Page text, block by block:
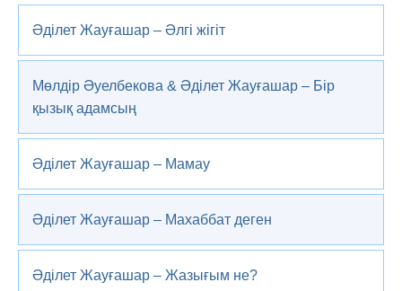
Әділет Жауғашар – Әлгі жігіт
Мөлдір Әуелбекова & Әділет Жауғашар – Бір
қызық адамсың
Әділет Жауғашар – Мамау
Әділет Жауғашар – Махаббат деген
Әділет Жауғашар – Жазығым не?